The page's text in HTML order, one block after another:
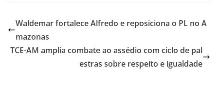
Waldemar fortalece Alfredo e reposiciona o PL no A
mazonas
TCE-AM amplia combate ao assédio com ciclo de pal
estras sobre respeito e igualdade